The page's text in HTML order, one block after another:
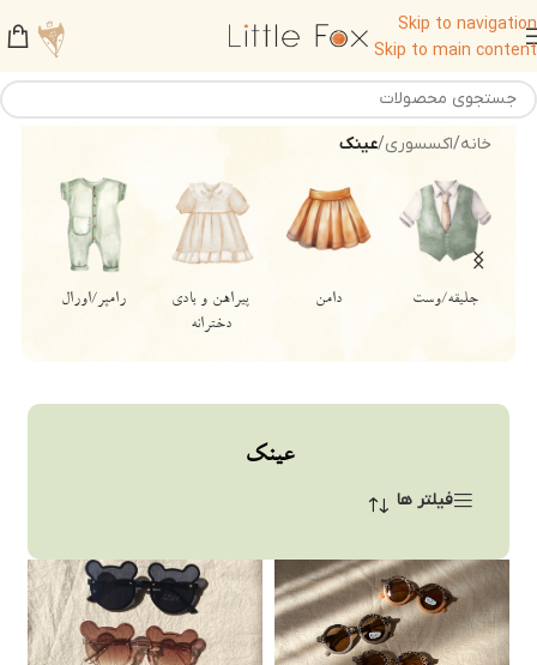
Skip to navigation
Skip to main content
خانه/اکسسوری/عینک
جلیقه/وست دامن
پیراهن و بادی
دخترانه
رامپر/اورال
عینک
فیلتر ها